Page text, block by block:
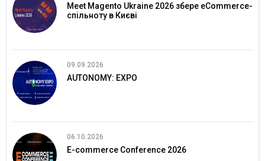
Meet Magento Ukraine 2026 збере eCommerce-
спільноту в Києві
09.09.2026
AUTONOMY: EXPO
06.10.2026
E-commerce Conference 2026